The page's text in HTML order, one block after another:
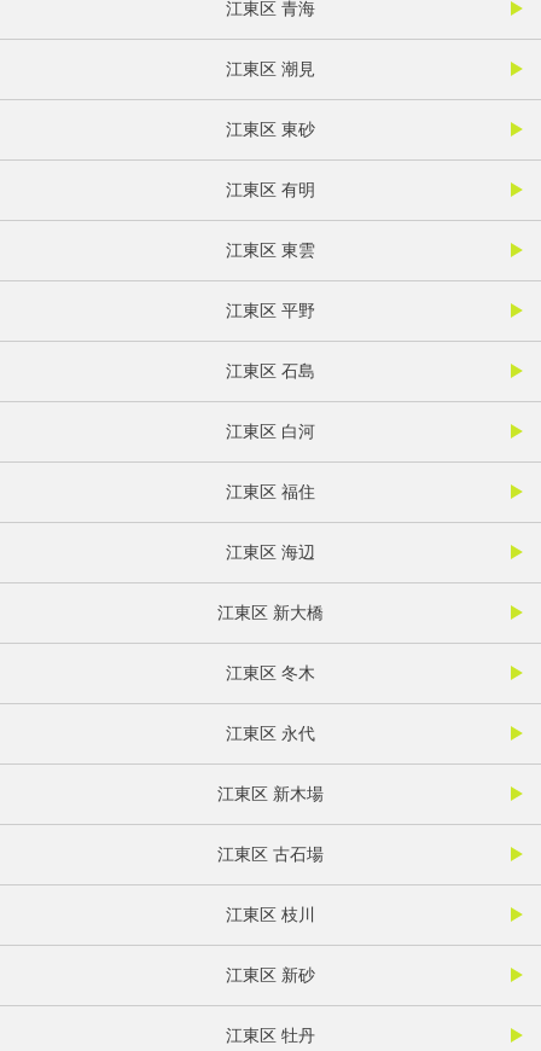
江東区 青海
江東区 潮見
江東区 東砂
江東区 有明
江東区 東雲
江東区 平野
江東区 石島
江東区 白河
江東区 福住
江東区 海辺
江東区 新大橋
江東区 冬木
江東区 永代
江東区 新木場
江東区 古石場
江東区 枝川
江東区 新砂
江東区 牡丹